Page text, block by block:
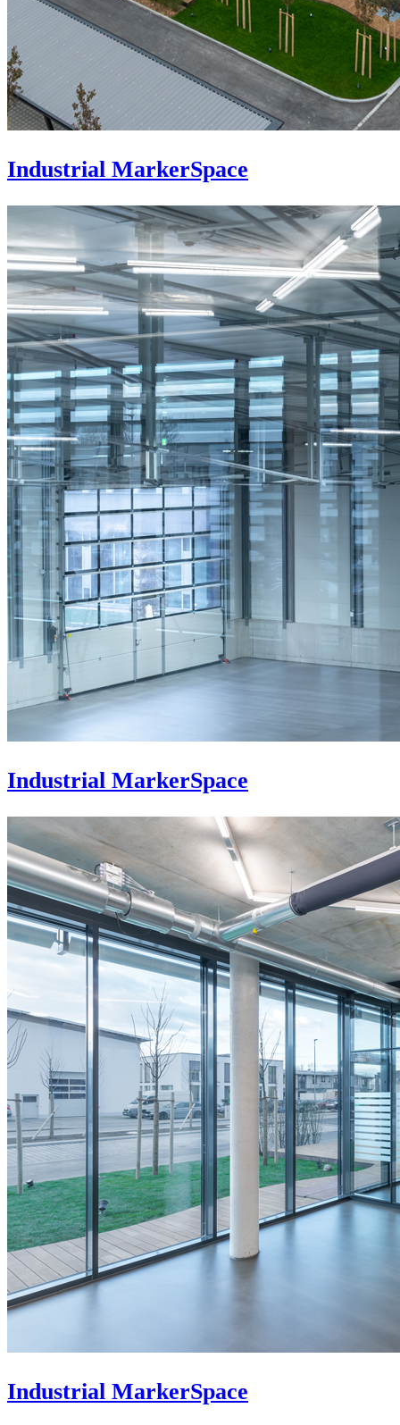
Industrial MarkerSpace
Industrial MarkerSpace
Industrial MarkerSpace